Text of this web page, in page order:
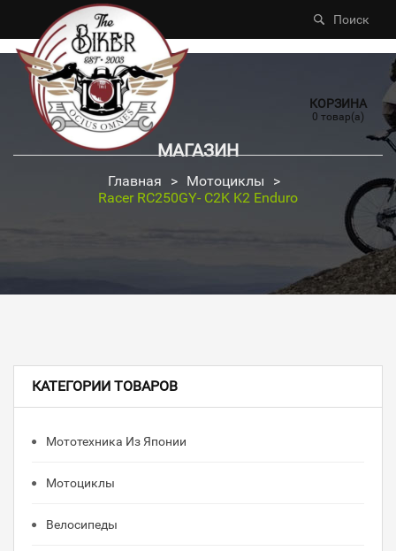
Поиск
КОРЗИНА
0 товар(а)
МАГАЗИН
Главная > Мотоциклы
>
Racer RC250GY- C2K K2 Enduro
КАТЕГОРИИ ТОВАРОВ
Мототехника Из Японии
Мотоциклы
Велосипеды